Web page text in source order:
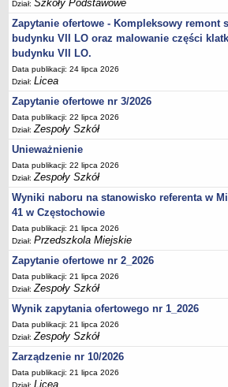
PONOWNE WYKORZYSTYWANIE
Sprawozdania
Deklaracja dostępności
DEKLARACJA DOSTĘPNOŚCI
OŚWIADCZENIA MAJĄTKOWE
PONOWNE WYKORZYSTYWANIE
UDOSTĘPNIANIE INFORMACJI PUBLICZNEJ
OCHRONA DANYCH OSOBOWYCH
Dział:Szkoły Podstawowe
Zapytanie ofertowe - Kompleksowy remont
budynku VII LO oraz malowanie części
budynku VII LO.
Data publikacji: 24 lipca 2026
Dział:Licea
Zapytanie ofertowe nr 3/2026
Data publikacji: 22 lipca 2026
Dział:Zespoły Szkół
Unieważnienie
Data publikacji: 22 lipca 2026
Dział:Zespoły Szkół
Wyniki naboru na stanowisko referenta w
41 w Częstochowie
Data publikacji: 21 lipca 2026
Dział:Przedszkola Miejskie
Zapytanie ofertowe nr 2_2026
Data publikacji: 21 lipca 2026
Dział:Zespoły Szkół
Wynik zapytania ofertowego nr 1_2026
Data publikacji: 21 lipca 2026
Dział:Zespoły Szkół
Zarządzenie nr 10/2026
Data publikacji: 21 lipca 2026
Dział:Licea